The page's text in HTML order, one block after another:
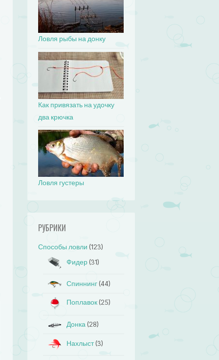
Ловля рыбы на донку
Как привязать на удочку
два крючка
Ловля густеры
РУБРИКИ
Способы ловли (123)
Фидер (31)
Спиннинг (44)
Поплавок (25)
Донка (28)
Нахлыст(3)